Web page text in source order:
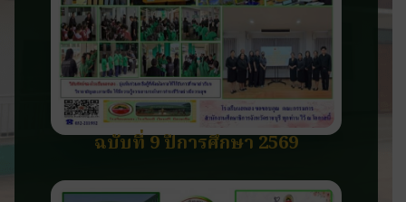
ฉบับที่ 9 ปีการศึกษา 2569